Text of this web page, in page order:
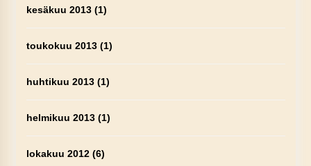
kesäkuu 2013(1)
toukokuu 2013(1)
huhtikuu 2013(1)
helmikuu 2013(1)
lokakuu 2012(6)